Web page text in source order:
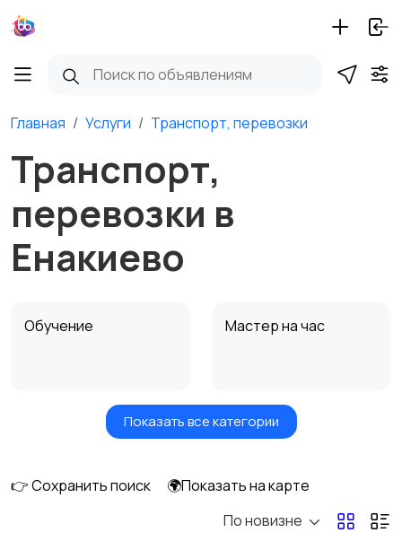
Главная Услуги Транспорт, перевозки
Транспорт,
перевозки в
Енакиево
Обучение Мастер на час
Красота и здоровье
Транспорт,
IT, интернет, телеком
Показать все категории
👉 Сохранить поиск
🌍Показать на карте
По новизне